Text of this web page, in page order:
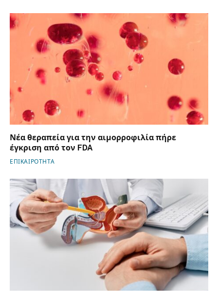
Νέα θεραπεία για την αιμορροφιλία πήρε
έγκριση από τον FDA
ΕΠΙΚΑΙΡΟΤΗΤΑ